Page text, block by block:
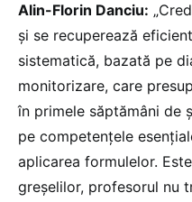
Alin-Florin Danciu:
și se recuperează
sistematică, bazată pe
monitorizare, care
în primele săptămâni de
pe competențele
aplicarea formulelor.
greșelilor, profesorul nu